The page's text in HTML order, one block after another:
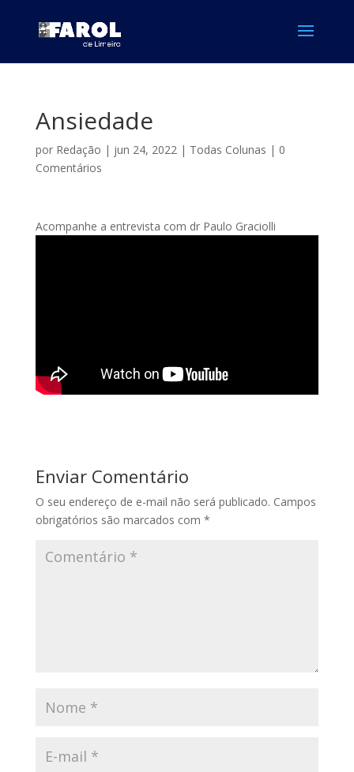
Ansiedade
por Redação | jun 24, 2022| Todas Colunas | 0
Comentários
Acompanhe a entrevista com dr Paulo Graciolli
Enviar Comentário
O seu endereço de e-mail não será publicado. Campos
obrigatórios são marcados com *